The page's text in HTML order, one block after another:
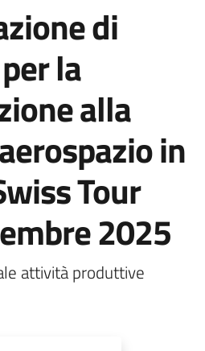
di
la
alla
in
Tour
2025
attività produttive